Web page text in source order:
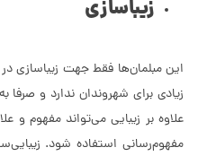
زیباسازی
این مبلمان‌ها فقط جهت زیباسازی
زیادی برای شهروندان ندارد و صرفا
علاوه بر زیبایی می‌تواند مفهوم
مفهوم‌رسانی استفاده شود.